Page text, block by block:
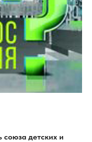
детских и